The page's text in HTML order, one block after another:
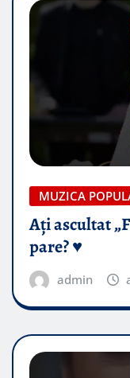
MUZICA
Ați ascultat
pare? ♥️
admin